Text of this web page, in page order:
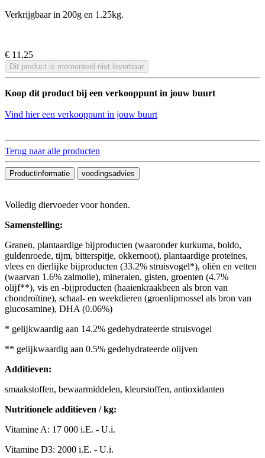
Verkrijgbaar in 200g en 1.25kg.
€ 11,25
Dit product is momenteel niet leverbaar
Koop dit product bij een verkooppunt in jouw buurt
Vind hier een verkooppunt in jouw buurt
Terug naar alle producten
Productinformatie voedingsadvies
Volledig diervoeder voor honden.
Samenstelling:
Granen, plantaardige bĳproducten (waaronder kurkuma, boldo,
guldenroede, tĳm, bitterspitje, okkernoot), plantaardige proteïnes,
vlees en dierlĳke bĳproducten (33.2% struisvogel*), oliën en vetten
(waarvan 1.6% zalmolie), mineralen, gisten, groenten (4.7%
olĳf**), vis en -bĳproducten (haaienkraakbeen als bron van
chondroïtine), schaal- en weekdieren (groenlipmossel als bron van
glucosamine), DHA (0.06%)
* gelĳkwaardig aan 14.2% gedehydrateerde struisvogel
** gelĳkwaardig aan 0.5% gedehydrateerde olĳven
Additieven:
smaakstoffen, bewaarmiddelen, kleurstoffen, antioxidanten
Nutritionele additieven / kg:
Vitamine A: 17 000 i.E. - U.i.
Vitamine D3: 2000 i.E. - U.i.